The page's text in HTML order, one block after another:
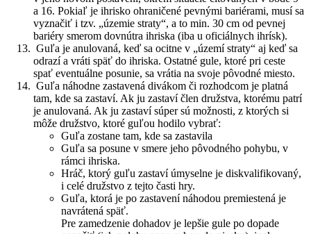
a 16. Pokiaľ je ihrisko ohraničené pevnými bariérami, musí sa
vyznačiť i tzv. „územie straty“, a to min. 30 cm od pevnej
bariéry smerom dovnútra ihriska (iba u oficiálnych ihrísk).
Guľa je anulovaná, keď sa ocitne v „území straty“ aj keď sa
odrazí a vráti späť do ihriska. Ostatné gule, ktoré pri ceste
spať eventuálne posunie, sa vrátia na svoje pôvodné miesto.
Guľa náhodne zastavená divákom či rozhodcom je platná
tam, kde sa zastaví. Ak ju zastaví člen družstva, ktorému patrí
je anulovaná. Ak ju zastaví súper sú možnosti, z ktorých si
môže družstvo, ktoré guľou hodilo vybrať:
Guľa zostane tam, kde sa zastavila
Guľa sa posune v smere jeho pôvodného pohybu, v
rámci ihriska.
Hráč, ktorý guľu zastaví úmyselne je diskvalifikovaný,
i celé družstvo z tejto časti hry.
Guľa, ktorá je po zastavení náhodou premiestená je
navrátená späť.
Pre zamedzenie dohadov je lepšie gule po dopade